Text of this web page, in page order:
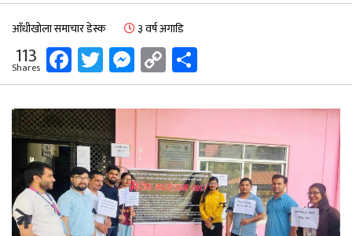
आँधीखोला समाचार डेस्क ३ वर्ष अगाडि
113
Shares Facebook
Twitter
Messenger
Copy
Link